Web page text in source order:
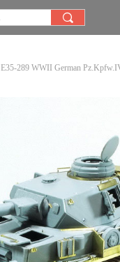
끠
E35-289 WWII German